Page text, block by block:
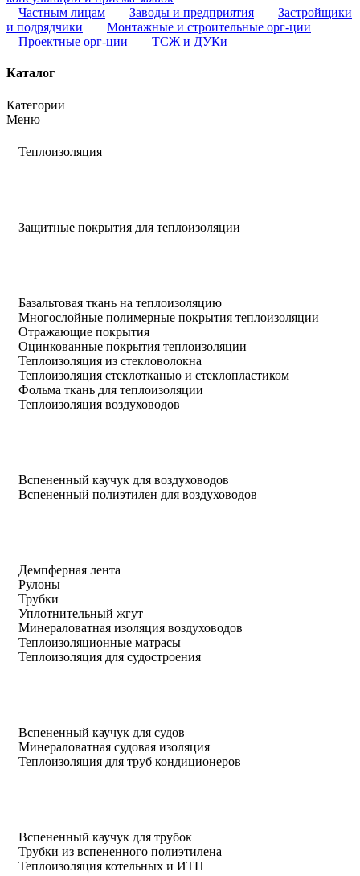
Частным лицам
Заводы и предприятия
Застройщики
и подрядчики
Монтажные и строительные орг-ции
Проектные орг-ции
ТСЖ и ДУКи
Каталог
Категории
Меню
Теплоизоляция
Защитные покрытия для теплоизоляции
Базальтовая ткань на теплоизоляцию
Многослойные полимерные покрытия теплоизоляции
Отражающие покрытия
Оцинкованные покрытия теплоизоляции
Теплоизоляция из стекловолокна
Теплоизоляция стеклотканью и стеклопластиком
Фольма ткань для теплоизоляции
Теплоизоляция воздуховодов
Вспененный каучук для воздуховодов
Вспененный полиэтилен для воздуховодов
Демпферная лента
Рулоны
Трубки
Уплотнительный жгут
Минераловатная изоляция воздуховодов
Теплоизоляционные матрасы
Теплоизоляция для судостроения
Вспененный каучук для судов
Минераловатная судовая изоляция
Теплоизоляция для труб кондиционеров
Вспененный каучук для трубок
Трубки из вспененного полиэтилена
Теплоизоляция котельных и ИТП